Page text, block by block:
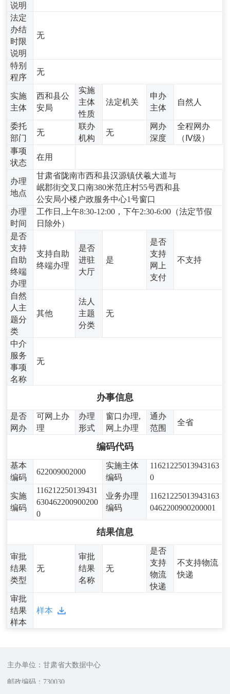
说明
法定
办结
时限
说明
无
特别
程序
无
实施
主体
西和县公
安局
实施
主体
性质
法定机关
申办
主体
自然人
委托
部门
无
联办
机构
无
网办
深度
全程网办
（Ⅳ级）
事项
状态
在用
办理
地点
甘肃省陇南市西和县汉源镇伏羲大道与
岷郡街交叉口南380米范庄村55号西和县
公安局小楼户政服务中心1号窗口
办理
时间
工作日,上午8:30-12:00，下午2:30-6:00（法定节假
日除外）
是否
支持
自助
终端
办理
支持自助
终端办理
是否
进驻
大厅
是
是否
支持
网上
支付
不支持
自然
人主
题分
类
其他
法人
主题
分类
无
中介
服务
事项
名称
无
办事信息
是否
网办
可网上办
理
办理
形式
窗口办理,
网上办理
通办
范围
全省
编码代码
基本
编码
622009002000
实施主体
编码
11621225013943163
0
实施
编码
116212250139431
630462200900200
0
业务办理
编码
11621225013943163
0462200900200001
结果信息
审批
结果
类型
无
审批
结果
名称
无
是否
支持
物流
快递
不支持物流
快递
审批
结果
样本
样本
主办单位：甘肃省大数据中心
邮政编码：730030